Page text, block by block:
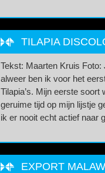
TILAPIA
Tekst: Maarten Kruis
alweer ben ik voor het
Tilapia’s. Mijn eerste
geruime tijd op mijn lijstje
ik er nooit echt actief naar
EXPORT